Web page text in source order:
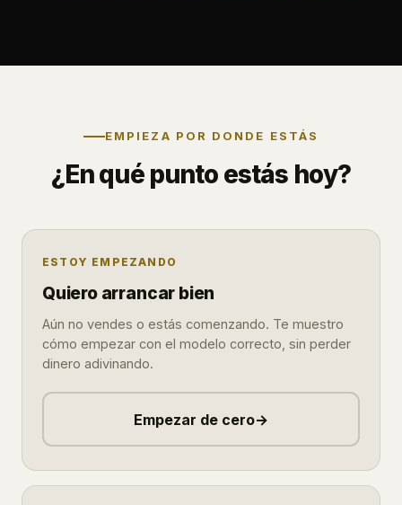
EMPIEZA POR DONDE ESTÁS
¿En qué punto estás hoy?
ESTOY EMPEZANDO
Quiero arrancar bien
Aún no vendes o estás comenzando. Te muestro
cómo empezar con el modelo correcto, sin perder
dinero adivinando.
Empezar de cero→